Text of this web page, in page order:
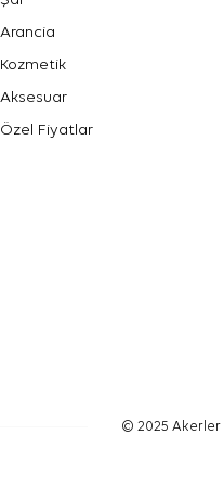
Arancia
Kozmetik
Aksesuar
Özel Fiyatlar
© 2025 Akerler